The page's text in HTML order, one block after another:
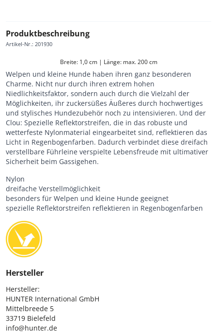
Produktbeschreibung
Artikel-Nr.: 201930
Breite: 1,0 cm | Länge: max. 200 cm
Welpen und kleine Hunde haben ihren ganz besonderen
Charme. Nicht nur durch ihren extrem hohen
Niedlichkeitsfaktor, sondern auch durch die Vielzahl der
Möglichkeiten, ihr zuckersüßes Äußeres durch hochwertiges
und stylisches Hundezubehör noch zu intensivieren. Und der
Clou: Spezielle Reflektorstreifen, die in das robuste und
wetterfeste Nylonmaterial eingearbeitet sind, reflektieren das
Licht in Regenbogenfarben. Dadurch verbindet diese dreifach
verstellbare Führleine verspielte Lebensfreude mit ultimativer
Sicherheit beim Gassigehen.
Nylon
dreifache Verstellmöglichkeit
besonders für Welpen und kleine Hunde geeignet
spezielle Reflektorstreifen reflektieren in Regenbogenfarben
Hersteller
Hersteller:
HUNTER International GmbH
Mittelbreede 5
33719 Bielefeld
info@hunter.de